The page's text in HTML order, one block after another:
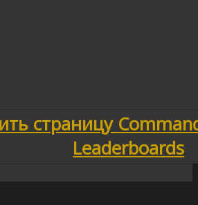
страницу
Leaderboards